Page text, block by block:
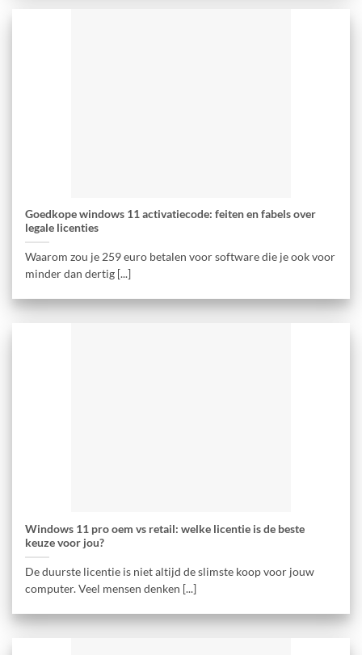
Goedkope windows 11 activatiecode: feiten en fabels over
legale licenties
Waarom zou je 259 euro betalen voor software die je ook voor
minder dan dertig [...]
Windows 11 pro oem vs retail: welke licentie is de beste
keuze voor jou?
De duurste licentie is niet altijd de slimste koop voor jouw
computer. Veel mensen denken [...]